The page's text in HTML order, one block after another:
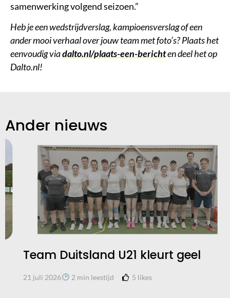
samenwerking volgend seizoen.”
Heb je een wedstrijdverslag, kampioensverslag of een
ander mooi verhaal over jouw team met foto’s? Plaats het
eenvoudig viadalto.nl/plaats-een-berichten deel het op
Dalto.nl!
Ander nieuws
Team Duitsland U21 kleurt geel
21 juli 2026 2 min leestijd 5likes